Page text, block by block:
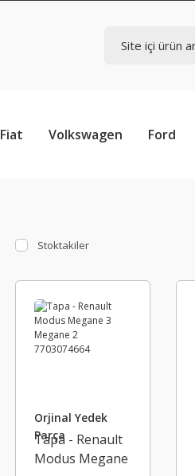
Fiat Volkswagen Ford
Stoktakiler
Orjinal Yedek
Parça
Tapa - Renault
Modus Megane